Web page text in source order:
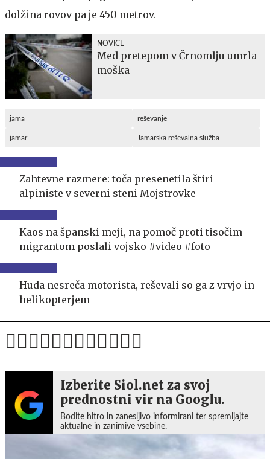
dolžina rovov pa je 450 metrov.
NOVICE
Med pretepom v Črnomlju umrla
moška
jama reševanje
jamar Jamarska reševalna služba
Zahtevne razmere: toča presenetila štiri
alpiniste v severni steni Mojstrovke
Kaos na španski meji, na pomoč proti tisočim
migrantom poslali vojsko #video #foto
Huda nesreča motorista, reševali so ga z vrvjo in
helikopterjem
Izberite Siol.net za svoj
prednostni vir na Googlu.
Bodite hitro in zanesljivo informirani ter spremljajte
aktualne in zanimive vsebine.